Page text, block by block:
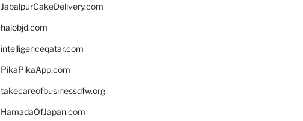
JabalpurCakeDelivery.com
halobjd.com
intelligenceqatar.com
PikaPikaApp.com
takecareofbusinessdfw.org
HamadaOfJapan.com